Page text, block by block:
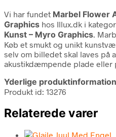
Vi har fundet Marbel Flower
Graphics hos Illux.dk i
Kunst – Myro Graphics.
Køb et smukt og unikt
selv om billedet skal laves på
akustikdæmpende plade eller
Yderlige
Produkt id: 13276
Relaterede varer